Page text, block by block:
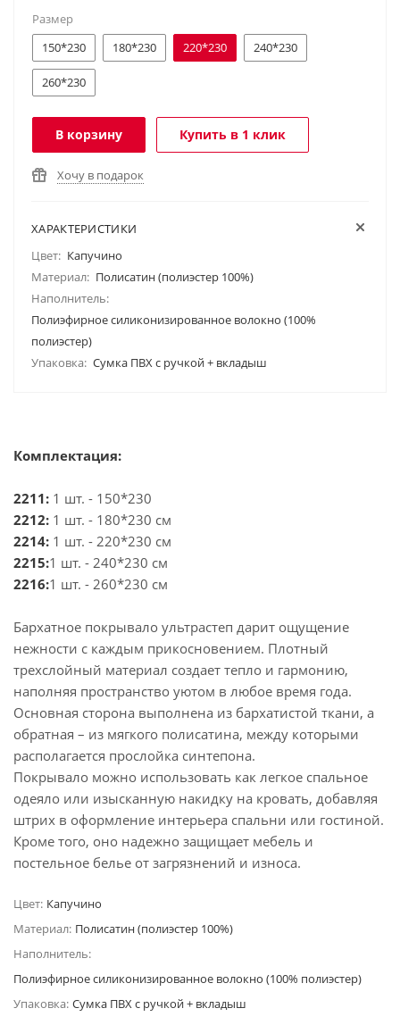
Размер
150*230
180*230 220*230 240*230
260*230
В корзину Купить в 1 клик
Хочу в подарок
ХАРАКТЕРИСТИКИ
Цвет: Капучино
Материал: Полисатин (полиэстер 100%)
Наполнитель:
Полиэфирное силиконизированное волокно (100%
полиэстер)
Упаковка: Сумка ПВХ с ручкой + вкладыш
Комплектация:
2211: 1 шт. - 150*230
2212: 1 шт. - 180*230 см
2214: 1 шт. - 220*230 см
2215:1 шт. - 240*230 см
2216:1 шт. - 260*230 см
Бархатное покрывало ультрастеп дарит ощущение
нежности с каждым прикосновением. Плотный
трехслойный материал создает тепло и гармонию,
наполняя пространство уютом в любое время года.
Основная сторона выполнена из бархатистой ткани, а
обратная – из мягкого полисатина, между которыми
располагается прослойка синтепона.
Покрывало можно использовать как легкое спальное
одеяло или изысканную накидку на кровать, добавляя
штрих в оформление интерьера спальни или гостиной.
Кроме того, оно надежно защищает мебель и
постельное белье от загрязнений и износа.
Цвет: Капучино
Материал: Полисатин (полиэстер 100%)
Наполнитель:
Полиэфирное силиконизированное волокно (100% полиэстер)
Упаковка: Сумка ПВХ с ручкой + вкладыш